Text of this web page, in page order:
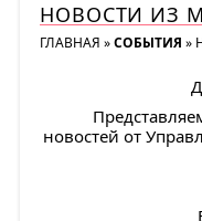
НОВОСТИ ИЗ
ГЛАВНАЯ »СОБЫТИЯ »
новостей от